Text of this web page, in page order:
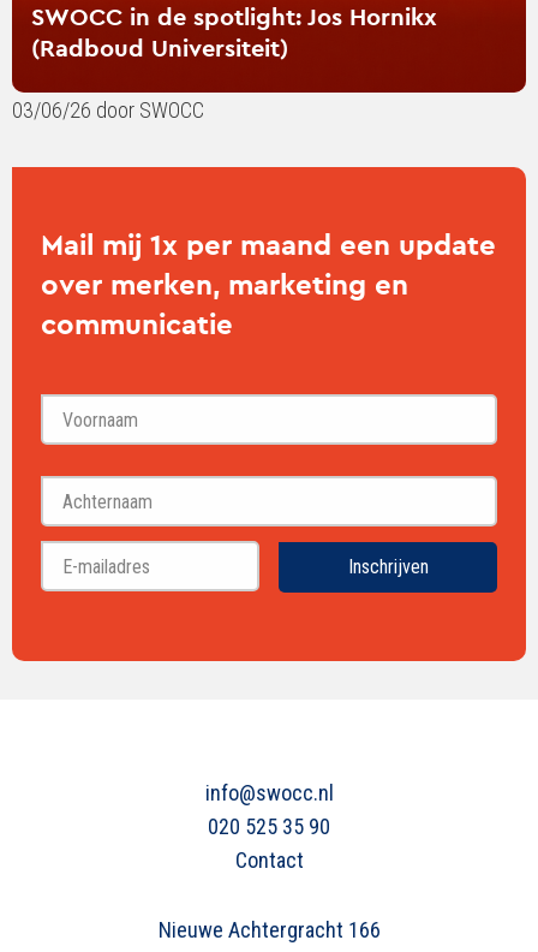
SWOCC in de spotlight: Jos Hornikx
(Radboud Universiteit)
03/06/26 door SWOCC
Mail mij 1x per maand een update
over merken, marketing en
communicatie
Voornaam
Inschrijven
info@swocc.nl
020 525 35 90
Contact
Nieuwe Achtergracht 166